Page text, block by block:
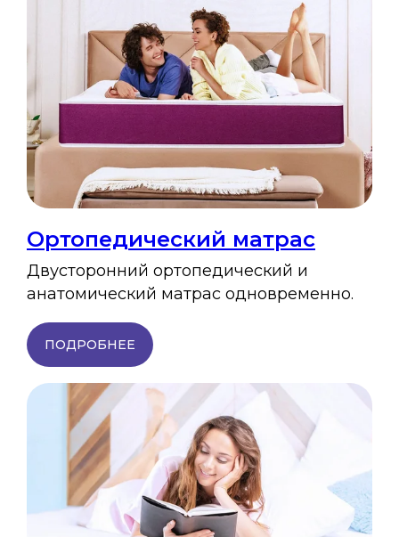
Ортопедический матрас
Двусторонний ортопедический и
анатомический матрас одновременно.
ПОДРОБНЕЕ